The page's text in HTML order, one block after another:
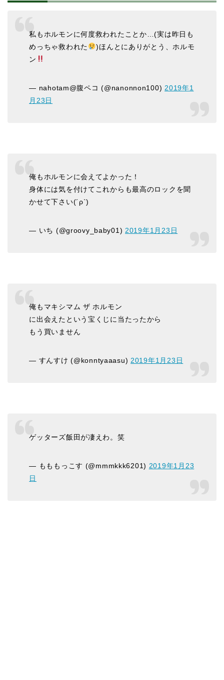
私もホルモンに何度救われたことか…(実は昨日も
めっちゃ救われた
)ほんとにありがとう、ホルモ
ン
— nahotam@腹ペコ (@nanonnon100) 2019年1
月23日
俺もホルモンに会えてよかった！
身体には気を付けてこれからも最高のロックを聞
かせて下さい(´ρ`)
— いち (@groovy_baby01) 2019年1月23日
俺もマキシマム ザ ホルモン
に出会えたという宝くじに当たったから
もう買いません
— すんすけ (@konntyaaasu)2019年1月23日
ゲッターズ飯田が凄えわ。笑
— もももっこす (@mmmkkk6201) 2019年1月23
日